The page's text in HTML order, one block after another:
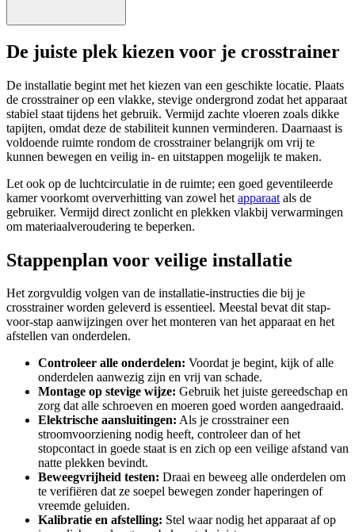
De juiste plek kiezen voor je crosstrainer
De installatie begint met het kiezen van een geschikte locatie. Plaats
de crosstrainer op een vlakke, stevige ondergrond zodat het apparaat
stabiel staat tijdens het gebruik. Vermijd zachte vloeren zoals dikke
tapijten, omdat deze de stabiliteit kunnen verminderen. Daarnaast is
voldoende ruimte rondom de crosstrainer belangrijk om vrij te
kunnen bewegen en veilig in- en uitstappen mogelijk te maken.
Let ook op de luchtcirculatie in de ruimte; een goed geventileerde
kamer voorkomt oververhitting van zowel het apparaat als de
gebruiker. Vermijd direct zonlicht en plekken vlakbij verwarmingen
om materiaalveroudering te beperken.
Stappenplan voor veilige installatie
Het zorgvuldig volgen van de installatie-instructies die bij je
crosstrainer worden geleverd is essentieel. Meestal bevat dit stap-
voor-stap aanwijzingen over het monteren van het apparaat en het
afstellen van onderdelen.
Controleer alle onderdelen: Voordat je begint, kijk of alle
onderdelen aanwezig zijn en vrij van schade.
Montage op stevige wijze: Gebruik het juiste gereedschap en
zorg dat alle schroeven en moeren goed worden aangedraaid.
Elektrische aansluitingen: Als je crosstrainer een
stroomvoorziening nodig heeft, controleer dan of het
stopcontact in goede staat is en zich op een veilige afstand van
natte plekken bevindt.
Beweegvrijheid testen: Draai en beweeg alle onderdelen om
te verifiëren dat ze soepel bewegen zonder haperingen of
vreemde geluiden.
Kalibratie en afstelling: Stel waar nodig het apparaat af op